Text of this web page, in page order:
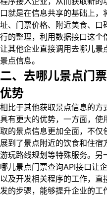
口就是在信息共享的基础上
址、门票价格、附近美食、
行的整理，利用数据接口这
让其他企业直接调用去哪儿景
景点信息。
二、去哪儿景点门
优势
相比于其他获取景点信息的方
具有更大的优势，一方面，使
取的景点信息更加全面，不
展到了景点附近的饮食和住宿
游玩路线规划等特殊服务。
哪儿景点门票查询API接口让
以及开发相关程序的工作，
发的步骤，能够提升企业的工